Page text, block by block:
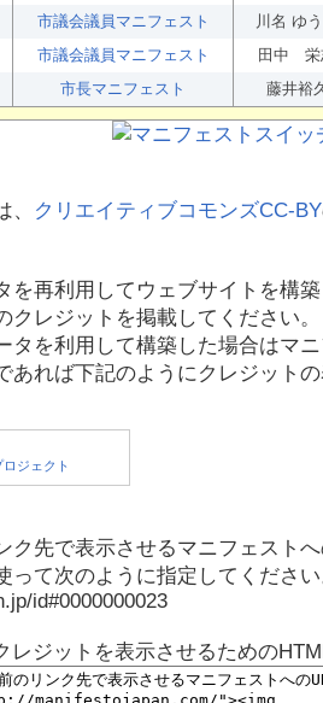
市議会議員マニフェスト 川名 ゆ
市議会議員マニフェスト 田中 栄
市長マニフェスト 藤井裕
クリエイティブコモンズCC-BY
を再利用してウェブサイトを構築
クレジットを掲載してください。
タを利用して構築した場合はマ
あれば下記のようにクレジットの
ク先で表示させるマニフェストへ
って次のように指定してください
id#0000000023
レジットを表示させるための